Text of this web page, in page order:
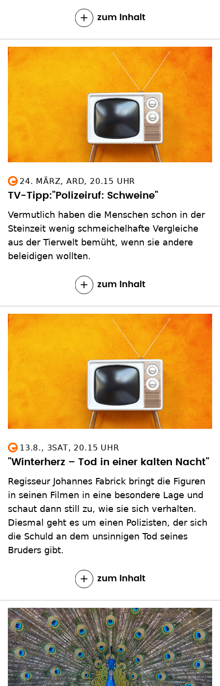
zum Inhalt
24. MÄRZ, ARD, 20.15 UHR
TV-Tipp:"Polizeiruf: Schweine"
Vermutlich haben die Menschen schon in der
Steinzeit wenig schmeichelhafte Vergleiche
aus der Tierwelt bemüht, wenn sie andere
beleidigen wollten.
zum Inhalt
13.8., 3SAT, 20.15 UHR
"Winterherz – Tod in einer kalten Nacht"
Regisseur Johannes Fabrick bringt die Figuren
in seinen Filmen in eine besondere Lage und
schaut dann still zu, wie sie sich verhalten.
Diesmal geht es um einen Polizisten, der sich
die Schuld an dem unsinnigen Tod seines
Bruders gibt.
zum Inhalt